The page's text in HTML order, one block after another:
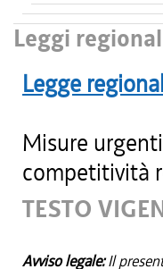
Leggi
Legge
Misure
competitività
TESTO
Avviso legale:Il